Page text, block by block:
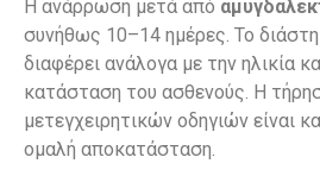
Η ανάρρωση μετά από
συνήθως 10–14 ημέρες. Το
διαφέρει ανάλογα με την ηλικία
κατάσταση του ασθενούς. Η
μετεγχειρητικών οδηγιών είναι
ομαλή αποκατάσταση.